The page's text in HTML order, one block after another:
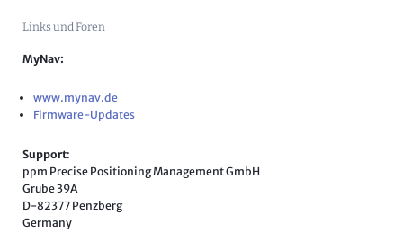
Links und Foren
MyNav:
www.mynav.de
Firmware-Updates
Support:
ppm Precise Positioning Management GmbH
Grube 39A
D-82377 Penzberg
Germany